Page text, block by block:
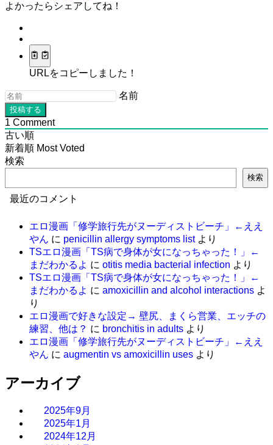
よかったらシェアしてね！
URLをコピーしました！
名前
1 Comment
古い順
新着順 Most Voted
検索
検索
最近のコメント
エロ漫画「修学旅行先がヌーディストビーチ」←ええ
やん に penicillin allergy symptoms listより
TSエロ漫画「TS病で身体が女になっちゃった！」←
まだわかるよ に otitis media bacterial infection より
TSエロ漫画「TS病で身体が女になっちゃった！」←
まだわかるよ に amoxicillin and alcohol interactions よ
り
エロ漫画で好きな設定→ 壁尻、まくら営業、エッチの
練習、他は？ に bronchitis in adults より
エロ漫画「修学旅行先がヌーディストビーチ」←ええ
やん に augmentin vs amoxicillin uses より
アーカイブ
2025年9月
2025年1月
2024年12月